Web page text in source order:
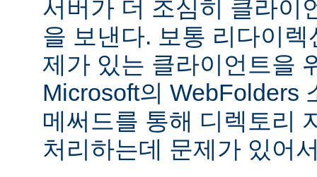
서버가 더 조심히 클라이
을 보낸다. 보통 리다이
제가 있는 클라이언트을
Microsoft의 WebFolders
메써드를 통해 디렉토리
처리하는데 문제가 있어